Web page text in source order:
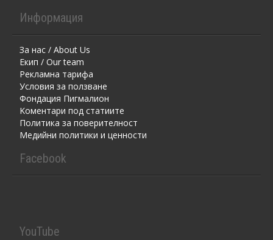
Информация
За нас / About Us
Екип / Our team
Рекламна тарифа
Условия за ползване
Фондация Пигмалион
Kоментaри под статиите
Политика за поверителност
Медийни политики и ценности
Facebook
YouTube